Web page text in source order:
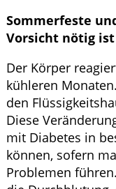
Sommerfeste
Vorsicht nötig ist
Der Körper
kühleren
den
Diese
mit Diabetes in
können, sofern
Problemen